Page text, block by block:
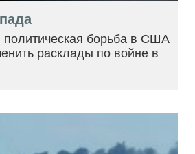
политическая борьба в США
расклады по войне в